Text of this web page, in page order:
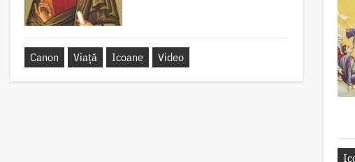
Canon Viață Icoane Video